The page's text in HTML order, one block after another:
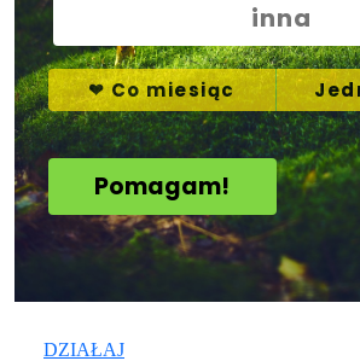
DZIAŁAJ